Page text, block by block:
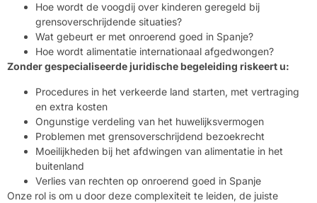
Hoe wordt de voogdij over kinderen geregeld bij
grensoverschrijdende situaties?
Wat gebeurt er met onroerend goed in Spanje?
Hoe wordt alimentatie internationaal afgedwongen?
Zonder gespecialiseerde juridische begeleiding riskeert u:
Procedures in het verkeerde land starten, met vertraging
en extra kosten
Ongunstige verdeling van het huwelijksvermogen
Problemen met grensoverschrijdend bezoekrecht
Moeilijkheden bij het afdwingen van alimentatie in het
buitenland
Verlies van rechten op onroerend goed in Spanje
Onze rol is om u door deze complexiteit te leiden, de juiste